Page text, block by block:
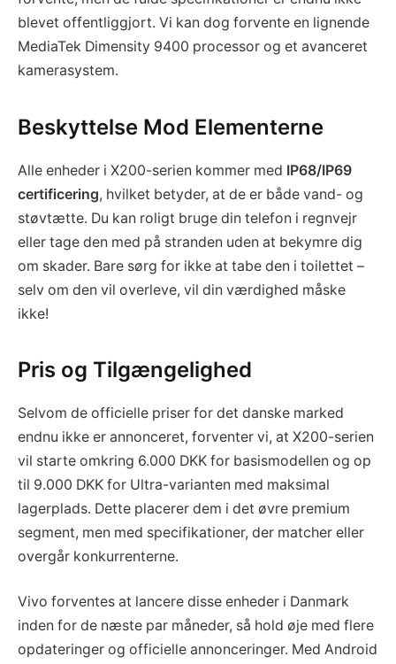
blevet offentliggjort. Vi kan dog forvente en lignende
MediaTek Dimensity 9400 processor og et avanceret
kamerasystem.
Beskyttelse Mod Elementerne
Alle enheder i X200-serien kommer med IP68/IP69
certificering, hvilket betyder, at de er både vand- og
støvtætte. Du kan roligt bruge din telefon i regnvejr
eller tage den med på stranden uden at bekymre dig
om skader. Bare sørg for ikke at tabe den i toilettet –
selv om den vil overleve, vil din værdighed måske
ikke!
Pris og Tilgængelighed
Selvom de officielle priser for det danske marked
endnu ikke er annonceret, forventer vi, at X200-serien
vil starte omkring 6.000 DKK for basismodellen og op
til 9.000 DKK for Ultra-varianten med maksimal
lagerplads. Dette placerer dem i det øvre premium
segment, men med specifikationer, der matcher eller
overgår konkurrenterne.
Vivo forventes at lancere disse enheder i Danmark
inden for de næste par måneder, så hold øje med flere
opdateringer og officielle annonceringer. Med Android